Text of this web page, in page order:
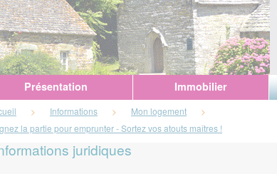
Présentation Immobilier
> Informations > Mon logement
>
la partie pour emprunter - Sortez vos atouts maîtres !
juridiques